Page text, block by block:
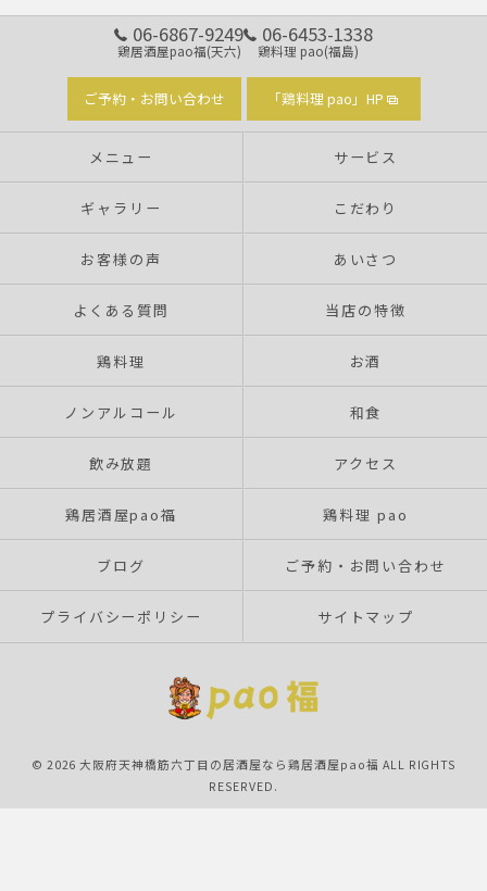
06-6867-9249
鶏居酒屋pao福(天六)
06-6453-1338
鶏料理 pao(福島)
ご予約・お問い合わせ 「鶏料理 pao」HP
メニュー サービス
ギャラリー こだわり
お客様の声 あいさつ
よくある質問 当店の特徴
鶏料理 お酒
ノンアルコール 和食
飲み放題 アクセス
鶏居酒屋pao福 鶏料理 pao
ブログ ご予約・お問い合わせ
プライバシーポリシー サイトマップ
© 2026 大阪府天神橋筋六丁目の居酒屋なら鶏居酒屋pao福 ALL RIGHTS
RESERVED.